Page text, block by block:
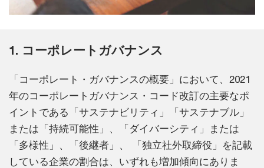
1. コーポレートガバナンス
「コーポレート・ガバナンスの概要」において、2021
年のコーポレートガバナンス・コード改訂の主要なポ
イントである「サステナビリティ」「サステナブル」
または「持続可能性」、「ダイバーシティ」または
「多様性」、「後継者」、 「独立社外取締役」を記載
している企業の割合は、いずれも増加傾向にありま